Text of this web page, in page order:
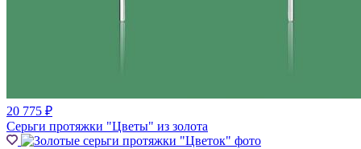
20 775 ₽
Серьги протяжки "Цветы" из золота